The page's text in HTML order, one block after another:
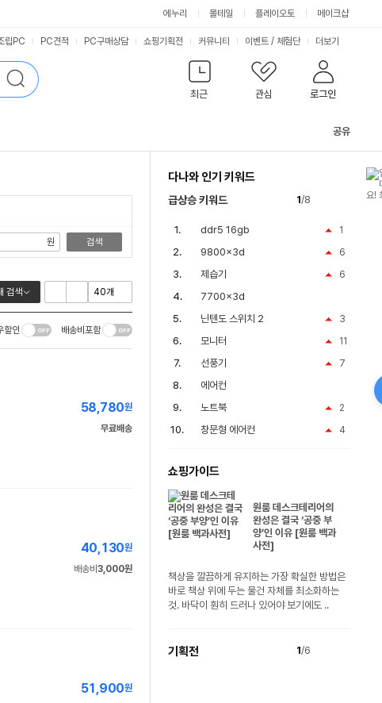
에누리 몰테일 플레이오토 메이크샵
최근 관심 로그인
립PC PC견적 PC구매상담 쇼핑기획전 커뮤니티 이벤트 / 체험단 더보기
공유
원 검색
검색
할인 배송비포함
58,780원
무료배송
40,130원
배송비 3,000원
51,900원
다나와 인기 키워드
급상승 키워드 1/8
1
ddr5 16gb
6
9800x3d
6
제습기
7700x3d
3
닌텐도 스위치 2
11
모니터
7
선풍기
에어컨
2
노트북
4
창문형 에어컨
쇼핑가이드
원룸 데스크테리어의
완성은 결국 ‘공중 부
양’인 이유 [원룸 백과
사전]
책상을 깔끔하게 유지하는 가장 확실한 방법은
바로 책상 위에 두는 물건 자체를 최소화하는
것. 바닥이 훤히 드러나 있어야 보기에도 ..
기획전 1/6